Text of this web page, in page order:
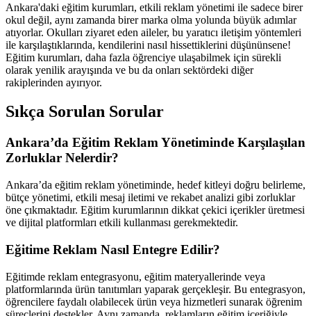
Ankara'daki eğitim kurumları, etkili reklam yönetimi ile sadece birer
okul değil, aynı zamanda birer marka olma yolunda büyük adımlar
atıyorlar. Okulları ziyaret eden aileler, bu yaratıcı iletişim yöntemleri
ile karşılaştıklarında, kendilerini nasıl hissettiklerini düşününsene!
Eğitim kurumları, daha fazla öğrenciye ulaşabilmek için sürekli
olarak yenilik arayışında ve bu da onları sektördeki diğer
rakiplerinden ayırıyor.
Sıkça Sorulan Sorular
Ankara’da Eğitim Reklam Yönetiminde Karşılaşılan
Zorluklar Nelerdir?
Ankara’da eğitim reklam yönetiminde, hedef kitleyi doğru belirleme,
bütçe yönetimi, etkili mesaj iletimi ve rekabet analizi gibi zorluklar
öne çıkmaktadır. Eğitim kurumlarının dikkat çekici içerikler üretmesi
ve dijital platformları etkili kullanması gerekmektedir.
Eğitime Reklam Nasıl Entegre Edilir?
Eğitimde reklam entegrasyonu, eğitim materyallerinde veya
platformlarında ürün tanıtımları yaparak gerçekleşir. Bu entegrasyon,
öğrencilere faydalı olabilecek ürün veya hizmetleri sunarak öğrenim